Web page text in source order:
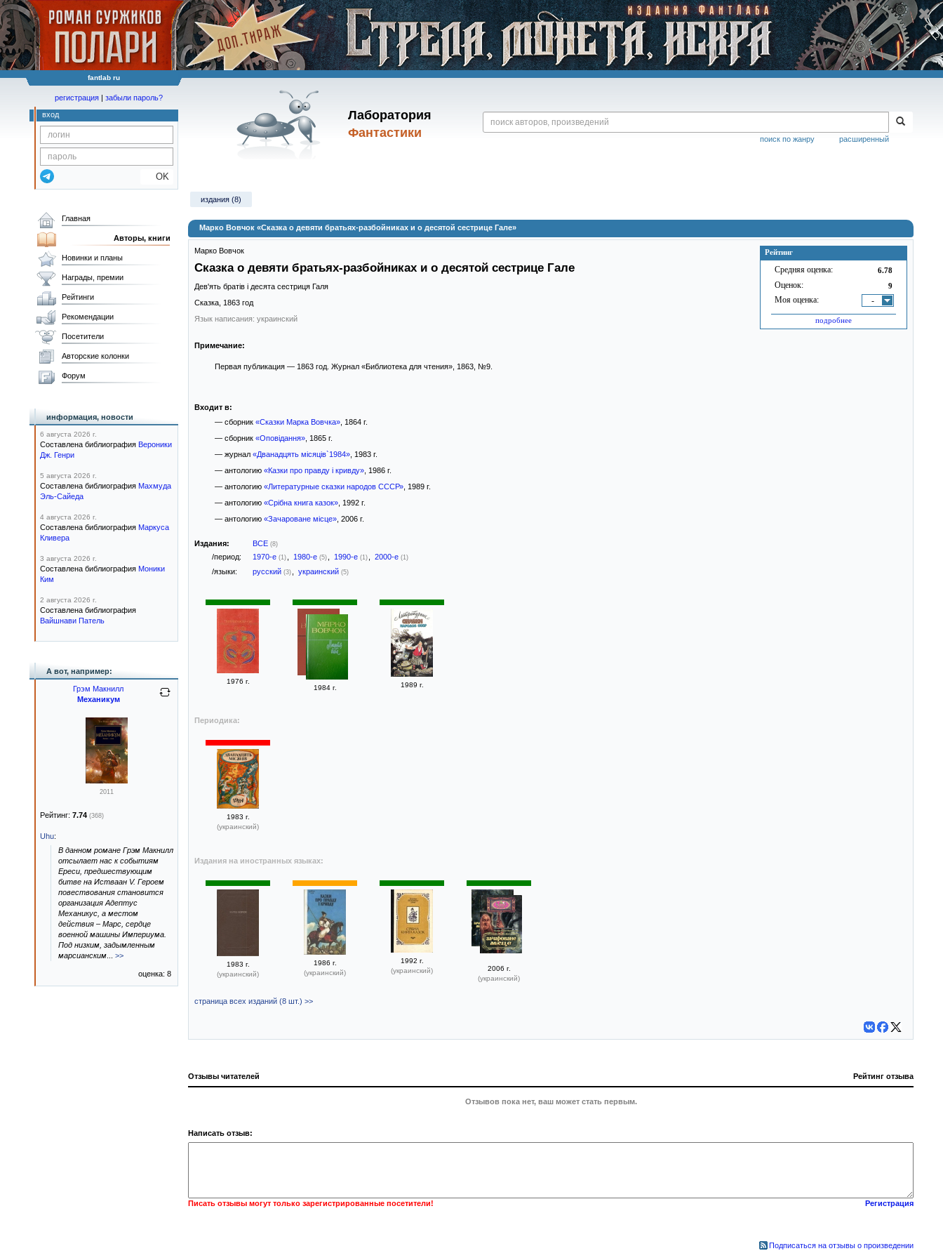
fantlab ru
Лаборатория
Фантастики
расширенный
поиск по жанру
регистрация | забыли пароль?
вход
OK
издания (8)
Марко Вовчок «Сказка о девяти братьях-разбойниках и о десятой сестрице Гале»
Рейтинг
Средняя оценка: 6.78
Оценок: 9
Моя оценка: -
подробнее
Марко Вовчок
Сказка о девяти братьях-разбойниках и о десятой сестрице Гале
Дев'ять братів і десята сестриця Галя
Сказка, 1863 год
Язык написания: украинский
Примечание:
Первая публикация — 1863 год. Журнал «Библиотека для чтения», 1863, №9.
Входит в:
— сборник «Сказки Марка Вовчка», 1864 г.
— сборник «Оповідання», 1865 г.
— журнал «Дванадцять місяців`1984», 1983 г.
— антологию «Казки про правду і кривду», 1986 г.
— антологию «Литературные сказки народов СССР», 1989 г.
— антологию «Срібна книга казок», 1992 г.
— антологию «Зачароване місце», 2006 г.
Издания: ВСЕ (8)
/период: 1970-е (1) 1980-е (5) 1990-е (1) 2000-е (1)
/языки: русский (3) украинский (5)
1976 г.
1984 г.
1989 г.
Периодика:
1983 г.
(украинский)
Издания на иностранных языках:
1983 г.
(украинский)
1986 г.
(украинский)
1992 г.
(украинский)
2006 г.
(украинский)
страница всех изданий (8 шт.) >>
Отзывы читателей Рейтинг отзыва
Отзывов пока нет, ваш может стать первым.
Написать отзыв:
Писать отзывы могут только зарегистрированные посетители! Регистрация
Подписаться на отзывы о произведении
Главная
Авторы, книги
Новинки и планы
Награды, премии
Рейтинги
Рекомендации
Посетители
Авторские колонки
Форум
информация, новости
6 августа 2026 г.
Составлена библиография Вероники
Дж. Генри
5 августа 2026 г.
Составлена библиография Махмуда
Эль-Сайеда
4 августа 2026 г.
Составлена библиография Маркуса
Кливера
3 августа 2026 г.
Составлена библиография Моники
Ким
2 августа 2026 г.
Составлена библиография
Вайшнави Патель
А вот, например:
Грэм Макнилл
Механикум
2011
Рейтинг: 7.74 (368)
Uhu:
В данном романе Грэм Макнилл
отсылает нас к событиям
Ереси, предшествующим
битве на Истваан V. Героем
повествования становится
организация Адептус
Механикус, а местом
действия – Марс, сердце
военной машины Империума.
Под низким, задымленным
марсианским
>>
оценка: 8